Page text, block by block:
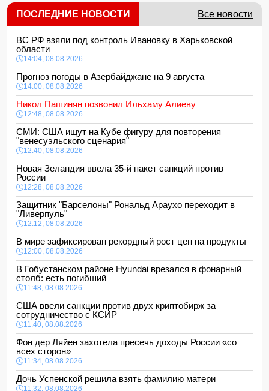
ПОСЛЕДНИЕ НОВОСТИ Все новости
ВС РФ взяли под контроль Ивановку в Харьковской
области
14:04, 08.08.2026
Прогноз погоды в Азербайджане на 9 августа
14:00, 08.08.2026
Никол Пашинян позвонил Ильхаму Алиеву
12:48, 08.08.2026
СМИ: США ищут на Кубе фигуру для повторения
"венесуэльского сценария"
12:40, 08.08.2026
Новая Зеландия ввела 35-й пакет санкций против
России
12:28, 08.08.2026
Защитник "Барселоны" Рональд Араухо переходит в
"Ливерпуль"
12:12, 08.08.2026
В мире зафиксирован рекордный рост цен на продукты
12:00, 08.08.2026
В Гобустанском районе Hyundai врезался в фонарный
столб: есть погибший
11:48, 08.08.2026
США ввели санкции против двух криптобирж за
сотрудничество с КСИР
11:40, 08.08.2026
Фон дер Ляйен захотела пресечь доходы России «со
всех сторон»
11:34, 08.08.2026
Дочь Успенской решила взять фамилию матери
11:32, 08.08.2026